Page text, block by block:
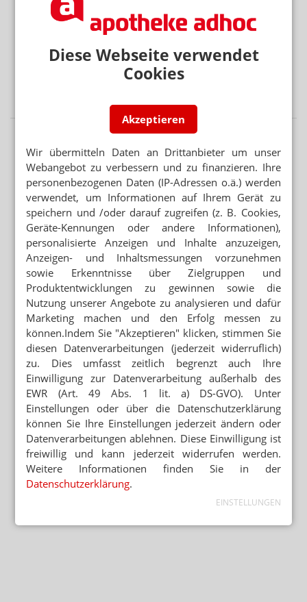
Diese Webseite verwendet
Cookies
Akzeptieren
Wir übermitteln Daten an Drittanbieter um unser
Webangebot zu verbessern und zu finanzieren. Ihre
personenbezogenen Daten (IP-Adressen o.ä.) werden
verwendet, um Informationen auf Ihrem Gerät zu
speichern und /oder darauf zugreifen (z. B. Cookies,
Geräte-Kennungen oder andere Informationen),
personalisierte Anzeigen und Inhalte anzuzeigen,
Anzeigen- und Inhaltsmessungen vorzunehmen
sowie Erkenntnisse über Zielgruppen und
Produktentwicklungen zu gewinnen sowie die
Nutzung unserer Angebote zu analysieren und dafür
Marketing machen und den Erfolg messen zu
können.Indem Sie "Akzeptieren" klicken, stimmen Sie
diesen Datenverarbeitungen (jederzeit widerruflich)
zu. Dies umfasst zeitlich begrenzt auch Ihre
Einwilligung zur Datenverarbeitung außerhalb des
EWR (Art. 49 Abs. 1 lit. a) DS-GVO). Unter
Einstellungen oder über die Datenschutzerklärung
können Sie Ihre Einstellungen jederzeit ändern oder
Datenverarbeitungen ablehnen. Diese Einwilligung ist
freiwillig und kann jederzeit widerrufen werden.
Weitere Informationen finden Sie in der
Datenschutzerklärung.
EINSTELLUNGEN
Ebola: Behörde will mögliche Mutation abklären
APP FÜR BRUSTKREBSPATIENTINNEN
„Wie eine Ärztin in der Handtasche“
RETTUNGSDIENST STATT ANTIHISTAMINIKA